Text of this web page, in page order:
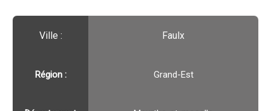
Ville :️ Faulx
Région :️ Grand-Est